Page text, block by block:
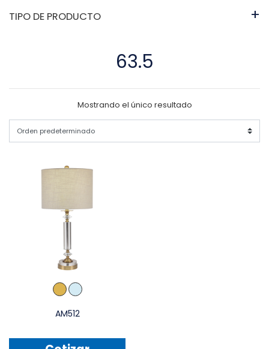
TIPO DE PRODUCTO +
63.5
Mostrando el único resultado
AM512